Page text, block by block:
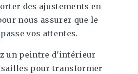
des ajustements en
nous assurer que le
vos attentes.
un peintre d'intérieur
pour transformer